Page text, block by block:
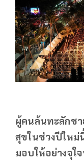
ผู้คนล้นทะลักช
สุขในช่วงปีใหม่
มอบให้อย่างจุใ